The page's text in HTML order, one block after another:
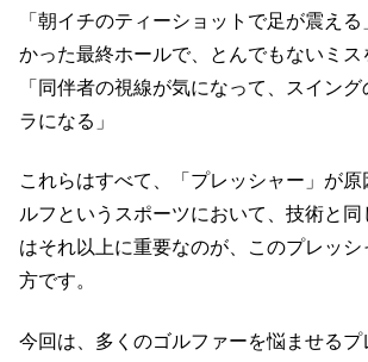
「朝イチのティーショットで足が震え
かった最終ホールで、とんでもないミス
「同伴者の視線が気になって、スイン
ラになる」
これらはすべて、「プレッシャー」が
ルフというスポーツにおいて、技術と
はそれ以上に重要なのが、このプレッ
方です。
今回は、多くのゴルファーを悩ませる